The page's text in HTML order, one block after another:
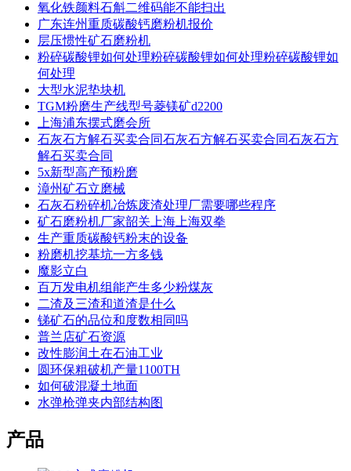
氧化铁颜料石斛二维码能不能扫出
广东连州重质碳酸钙磨粉机报价
层压惯性矿石磨粉机
粉碎碳酸锂如何处理粉碎碳酸锂如何处理粉碎碳酸锂如
何处理
大型水泥垫块机
TGM粉磨生产线型号菱镁矿d2200
上海浦东摆式磨会所
石灰石方解石买卖合同石灰石方解石买卖合同石灰石方
解石买卖合同
5x新型高产预粉磨
漳州矿石立磨械
石灰石粉碎机冶炼废渣处理厂需要哪些程序
矿石磨粉机厂家韶关上海上海双拳
生产重质碳酸钙粉末的设备
粉磨机挖基坑一方多钱
魔影立白
百万发电机组能产生多少粉煤灰
二渣及三渣和道渣是什么
锑矿石的品位和度数相同吗
普兰店矿石资源
改性膨润土在石油工业
圆环保粗破机产量1100TH
如何破混凝土地面
水弹枪弹夹内部结构图
产品